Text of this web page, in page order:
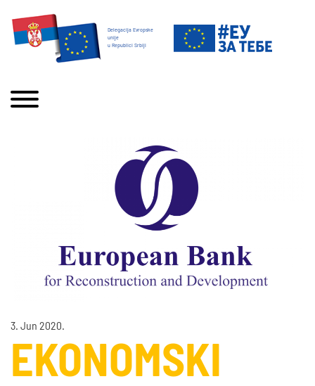
Delegacija Evropske
unije
u Republici Srbiji
3. Jun 2020.
EKONOMSKI